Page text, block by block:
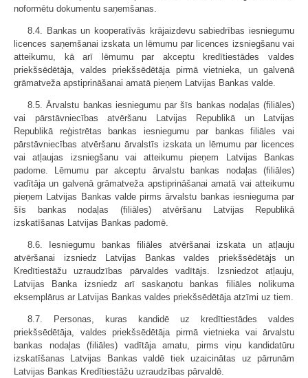
noformētu dokumentu saņemšanas.
8.4. Bankas un kooperatīvās krājaizdevu sabiedrības iesniegumu
licences saņemšanai izskata un lēmumu par licences izsniegšanu vai
atteikumu, kā arī lēmumu par akceptu kredītiestādes valdes
priekšsēdētāja, valdes priekšsēdētāja pirmā vietnieka, un galvenā
grāmatveža apstiprināšanai amatā pieņem Latvijas Bankas valde.
8.5. Ārvalstu bankas iesniegumu par šīs bankas nodaļas (filiāles)
vai pārstāvniecības atvēršanu Latvijas Republikā un Latvijas
Republikā reģistrētas bankas iesniegumu par bankas filiāles vai
pārstāvniecības atvēršanu ārvalstīs izskata un lēmumu par licences
vai atļaujas izsniegšanu vai atteikumu pieņem Latvijas Bankas
padome. Lēmumu par akceptu ārvalstu bankas nodaļas (filiāles)
vadītāja un galvenā grāmatveža apstiprināšanai amatā vai atteikumu
pieņem Latvijas Bankas valde pirms ārvalstu bankas iesnieguma par
šīs bankas nodaļas (filiāles) atvēršanu Latvijas Republikā
izskatīšanas Latvijas Bankas padomē.
8.6. Iesniegumu bankas filiāles atvēršanai izskata un atļauju
atvēršanai izsniedz Latvijas Bankas valdes priekšsēdētājs un
Kredītiestāžu uzraudzības pārvaldes vadītājs. Izsniedzot atļauju,
Latvijas Banka izsniedz arī saskaņotu bankas filiāles nolikuma
eksemplārus ar Latvijas Bankas valdes priekšsēdētāja atzīmi uz tiem.
8.7. Personas, kuras kandidē uz kredītiestādes valdes
priekšsēdētāja, valdes priekšsēdētāja pirmā vietnieka vai ārvalstu
bankas nodaļas (filiāles) vadītāja amatu, pirms viņu kandidatūru
izskatīšanas Latvijas Bankas valdē tiek uzaicinātas uz pārrunām
Latvijas Bankas Kredītiestāžu uzraudzības pārvaldē.